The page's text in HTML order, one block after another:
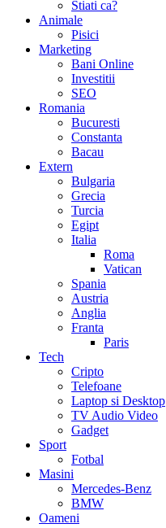
Stiati ca?
Animale
Pisici
Marketing
Bani Online
Investitii
SEO
Romania
Bucuresti
Constanta
Bacau
Extern
Bulgaria
Grecia
Turcia
Egipt
Italia
Roma
Vatican
Spania
Austria
Anglia
Franta
Paris
Tech
Cripto
Telefoane
Laptop si Desktop
TV Audio Video
Gadget
Sport
Fotbal
Masini
Mercedes-Benz
BMW
Oameni